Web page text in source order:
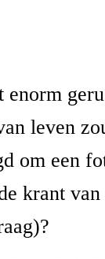
enorm
leven
om een
krant